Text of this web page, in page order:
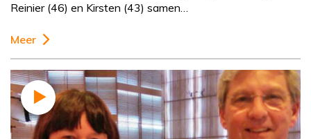
Reinier (46) en Kirsten (43) samen…
Meer